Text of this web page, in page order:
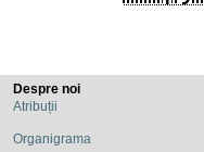
Despre noi
Atribuții
Organigrama